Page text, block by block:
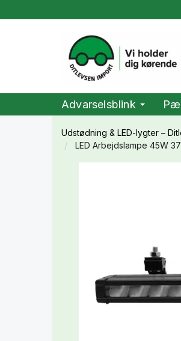
Advarselsblink
Udstødning & LED-lygter –
LED Arbejdslampe 45W